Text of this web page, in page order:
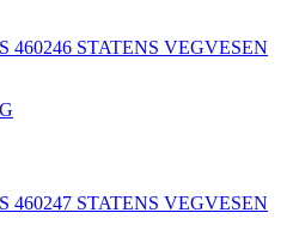
460246 STATENS VEGVESEN
460247 STATENS VEGVESEN